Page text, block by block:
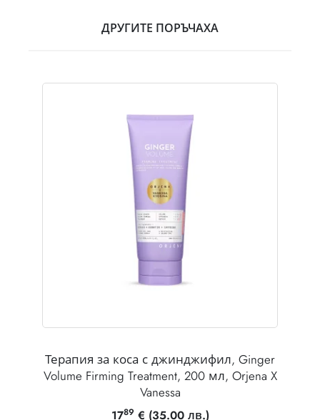
ДРУГИТЕ ПОРЪЧАХА
Терапия за коса с джинджифил, Ginger
Volume Firming Treatment, 200 мл, Orjena X
Vanessa
1789 € (35.00 лв.)